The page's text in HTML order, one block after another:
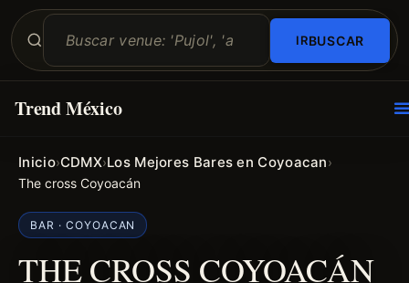
BUSCAR
Trend México
Inicio›CDMX›Los Mejores Bares en Coyoacan›
The cross Coyoacán
BAR · COYOACAN
THE CROSS COYOACÁN